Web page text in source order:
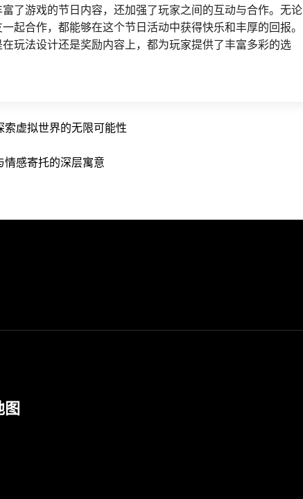
了游戏的节日内容，还加强了玩家之间的互动与合作。无论
起合作，都能够在这个节日活动中获得快乐和丰厚的回报。
玩法设计还是奖励内容上，都为玩家提供了丰富多彩的选
虚拟世界的无限可能性
情感寄托的深层寓意
图